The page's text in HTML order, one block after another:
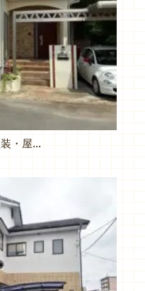
熊本市 北区 F様邸 外壁塗装・屋根シングルカバー工法